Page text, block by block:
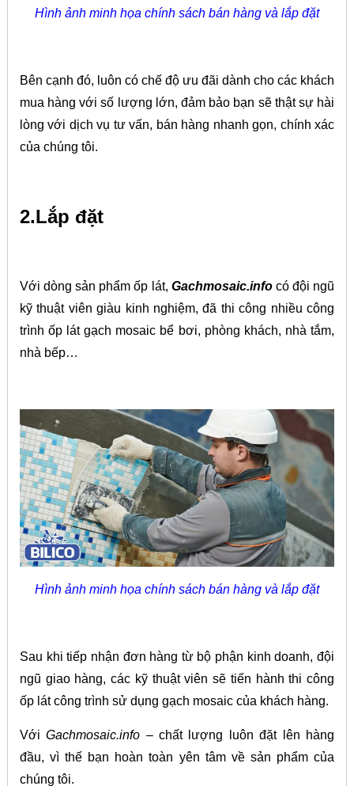
Hình ảnh minh họa chính sách bán hàng và lắp đặt
Bên cạnh đó, luôn có chế độ ưu đãi dành cho các khách
mua hàng với số lượng lớn, đảm bảo bạn sẽ thật sự hài
lòng với dịch vụ tư vấn, bán hàng nhanh gọn, chính xác
của chúng tôi.
2.Lắp đặt
Với dòng sản phẩm ốp lát, Gachmosaic.infocó đội ngũ
kỹ thuật viên giàu kinh nghiệm, đã thi công nhiều công
trình ốp lát gạch mosaic bể bơi, phòng khách, nhà tắm,
nhà bếp…
Hình ảnh minh họa chính sách bán hàng và lắp đặt
Sau khi tiếp nhận đơn hàng từ bộ phận kinh doanh, đội
ngũ giao hàng, các kỹ thuật viên sẽ tiến hành thi công
ốp lát công trình sử dụng gạch mosaic của khách hàng.
VớiGachmosaic.info – chất lượng luôn đặt lên hàng
đầu, vì thế bạn hoàn toàn yên tâm về sản phẩm của
chúng tôi.